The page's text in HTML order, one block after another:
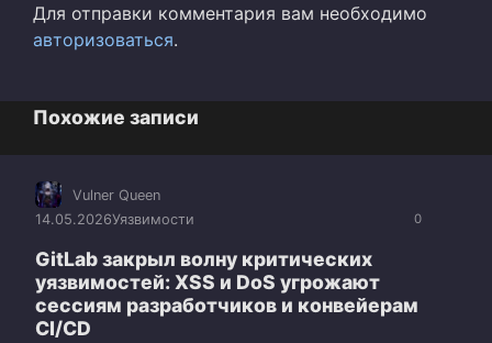
Для отправки комментария вам необходимо
авторизоваться.
Похожие записи
0
Vulner Queen
14.05.2026Уязвимости
GitLab закрыл волну критических
уязвимостей: XSS и DoS угрожают
сессиям разработчиков и конвейерам
CI/CD